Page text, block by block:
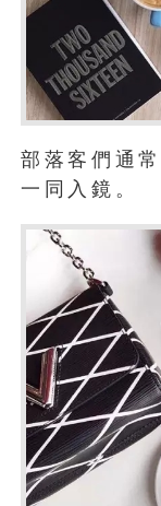
部落客們通
一同入鏡。